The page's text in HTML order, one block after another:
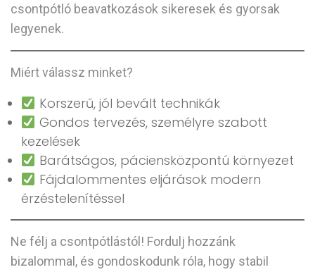
csontpótló beavatkozások sikeresek és gyorsak
legyenek.
Miért válassz minket?
Korszerű, jól bevált technikák
Gondos tervezés, személyre szabott
kezelések
Barátságos, páciensközpontú környezet
Fájdalommentes eljárások modern
érzéstelenítéssel
Ne félj a csontpótlástól! Fordulj hozzánk
bizalommal, és gondoskodunk róla, hogy stabil